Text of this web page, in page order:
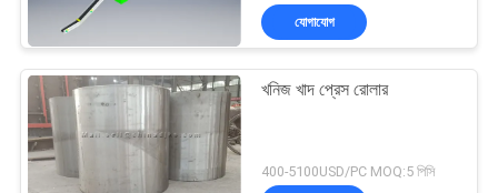
যোগাযোগ
খনিজ খাদ প্রেস রোলার
400-5100USD/PC MOQ:5 পিসি